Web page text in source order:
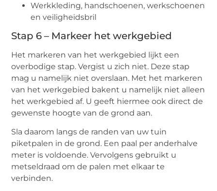
Werkkleding, handschoenen, werkschoenen
en veiligheidsbril
Stap 6 – Markeer het werkgebied
Het markeren van het werkgebied lijkt een
overbodige stap. Vergist u zich niet. Deze stap
mag u namelijk niet overslaan. Met het markeren
van het werkgebied bakent u namelijk niet alleen
het werkgebied af. U geeft hiermee ook direct de
gewenste hoogte van de grond aan.
Sla daarom langs de randen van uw tuin
piketpalen in de grond. Een paal per anderhalve
meter is voldoende. Vervolgens gebruikt u
metseldraad om de palen met elkaar te
verbinden.